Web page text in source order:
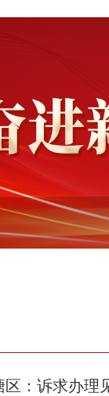
：诉求办理